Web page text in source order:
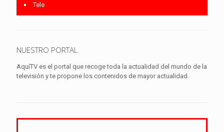
Tele
NUESTRO PORTAL
AquíTV es el portal que recoge toda la actualidad del mundo de la
televisión y te propone los contenidos de mayor actualidad.